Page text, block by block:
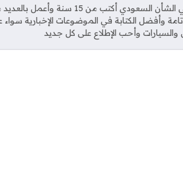
صحفي متخصص في الشأن السعودي
تامة وأفضل الكتابة في الموضوعات الإخبارية
والسيارات وأحب الإطلاع على كل جديد